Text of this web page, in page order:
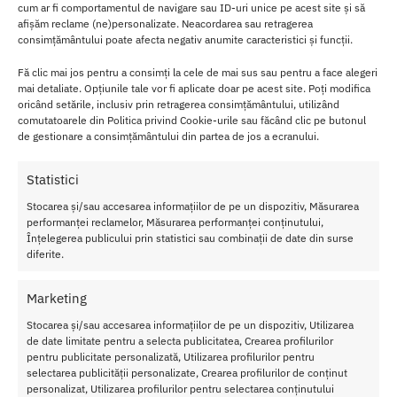
cum ar fi comportamentul de navigare sau ID-uri unice pe acest site și să
afișăm reclame (ne)personalizate. Neacordarea sau retragerea
consimțământului poate afecta negativ anumite caracteristici și funcții.
Fă clic mai jos pentru a consimți la cele de mai sus sau pentru a face alegeri
mai detaliate. Opțiunile tale vor fi aplicate doar pe acest site. Poți modifica
oricând setările, inclusiv prin retragerea consimțământului, utilizând
comutatoarele din Politica privind Cookie-urile sau făcând clic pe butonul
de gestionare a consimțământului din partea de jos a ecranului.
Statistici
Stocarea și/sau accesarea informațiilor de pe un dispozitiv, Măsurarea
performanței reclamelor, Măsurarea performanței conținutului,
Înțelegerea publicului prin statistici sau combinații de date din surse
diferite.
Marketing
Stocarea și/sau accesarea informațiilor de pe un dispozitiv, Utilizarea
de date limitate pentru a selecta publicitatea, Crearea profilurilor
pentru publicitate personalizată, Utilizarea profilurilor pentru
selectarea publicității personalizate, Crearea profilurilor de conținut
personalizat, Utilizarea profilurilor pentru selectarea conținutului
momentul dorit, pentru un efect imediat.
Volume Sperma Plus
Pentru o utilizare eficienta, citeste instructiunile de pe ambalaj
pentru dozajul corect. Pentru a beneficia de efectele sale pe
Pentru un impuls rapid, le poti lua cu aproximativ 30 de minute
inainte de activitate.
Este esential sa nu depasesti doza recomandata, asigurandu-te ca
folosirea produsului este sigura si responsabila. Combina
maximiza beneficiile.
Pastreaza flaconul intr-un loc racoros si ferit de lumina directa a
soarelui pentru a mentine integritatea ingredientelor. Avand o
dimensiune compacta, il poti depozita discret si il poti lua cu tine
atunci cand calatoresti.